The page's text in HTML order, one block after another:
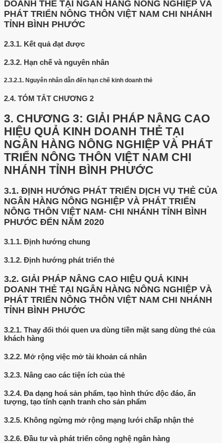
DOANH THẺ TẠI NGÂN HÀNG NÔNG NGHIỆP VÀ
PHÁT TRIỂN NÔNG THÔN VIỆT NAM CHI NHÁNH
TỈNH BÌNH PHƯỚC
2.3.1. Kết quả đạt được
2.3.2. Hạn chế và nguyên nhân
2.3.2.1. Nguyên nhân dẫn đến hạn chế kinh doanh thẻ
2.4. TÓM TẮT CHƯƠNG 2
3. CHƯƠNG 3: GIẢI PHÁP NÂNG CAO
HIỆU QUẢ KINH DOANH THẺ TẠI
NGÂN HÀNG NÔNG NGHIỆP VÀ PHÁT
TRIỂN NÔNG THÔN VIỆT NAM CHI
NHÁNH TỈNH BÌNH PHƯỚC
3.1. ĐỊNH HƯỚNG PHÁT TRIỂN DỊCH VỤ THẺ CỦA
NGÂN HÀNG NÔNG NGHIỆP VÀ PHÁT TRIỂN
NÔNG THÔN VIỆT NAM- CHI NHÁNH TỈNH BÌNH
PHƯỚC ĐẾN NĂM 2020
3.1.1. Định hướng chung
3.1.2. Định hướng phát triển thẻ
3.2. GIẢI PHÁP NÂNG CAO HIỆU QUẢ KINH
DOANH THẺ TẠI NGÂN HÀNG NÔNG NGHIỆP VÀ
PHÁT TRIỂN NÔNG THÔN VIỆT NAM CHI NHÁNH
TỈNH BÌNH PHƯỚC
3.2.1. Thay đổi thói quen ưa dùng tiền mặt sang dùng thẻ của
khách hàng
3.2.2. Mở rộng việc mở tài khoản cá nhân
3.2.3. Nâng cao các tiện ích của thẻ
3.2.4. Đa dạng hoá sản phẩm, tạo hình thức độc đáo, ấn
tượng, tạo tính cạnh tranh cho sản phẩm
3.2.5. Không ngừng mở rộng mạng lưới chấp nhận thẻ
3.2.6. Đầu tư và phát triển công nghệ ngân hàng